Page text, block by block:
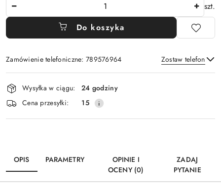
szt.
Do koszyka
Zamówienie telefoniczne: 789576964 Zostaw telefon
Wyślij
Dostępność
i
dostawa
Wysyłka w ciągu:
24 godziny
Cena przesyłki:
15
OPIS PARAMETRY
OPINIE I
OCENY (0)
ZADAJ
PYTANIE